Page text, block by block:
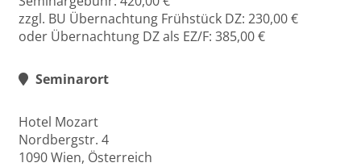
zzgl. BU Übernachtung Frühstück DZ: 230,00 €
oder Übernachtung DZ als EZ/F: 385,00 €
Seminarort
Hotel Mozart
Nordbergstr. 4
1090 Wien, Österreich